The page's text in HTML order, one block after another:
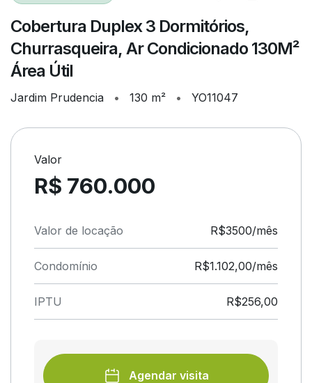
Cobertura Duplex 3 Dormitórios,
Churrasqueira, Ar Condicionado 130M²
Área Útil
Jardim Prudencia • 130 m² • YO11047
Valor
R$ 760.000
Valor de locação R$3500/mês
Condomínio R$1.102,00/mês
IPTU R$256,00
Agendar visita